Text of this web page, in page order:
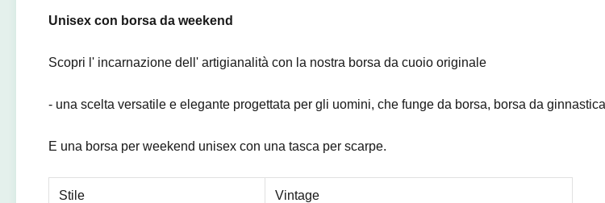
Unisex con borsa da weekend
Scopri l' incarnazione dell' artigianalità con la nostra borsa da cuoio originale
- una scelta versatile e elegante progettata per gli uomini, che funge da borsa, borsa da
E una borsa per weekend unisex con una tasca per scarpe.
Stile Vintage